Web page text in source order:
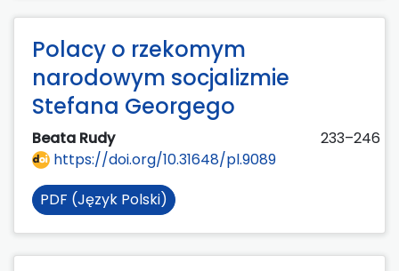
Polacy o rzekomym
narodowym socjalizmie
Stefana Georgego
Beata Rudy
233–246
https://doi.org/10.31648/pl.9089
PDF (Język Polski)